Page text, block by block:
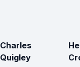
Charles
Quigley